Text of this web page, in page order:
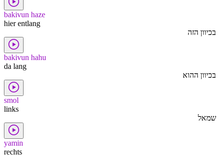
bakivun haze
hier entlang
בכיוון הזה
bakivun hahu
da lang
בכיוון ההוא
smol
links
שמאל
yamin
rechts